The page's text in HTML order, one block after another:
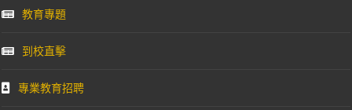
教育專題
到校直擊
專業教育招聘